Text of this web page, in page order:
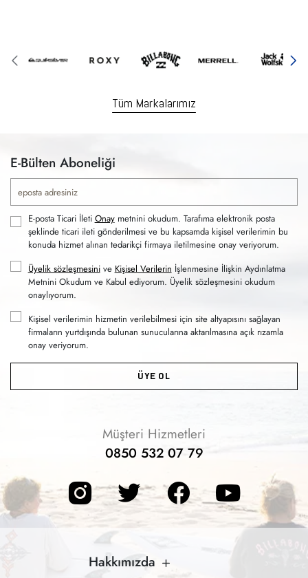
Tüm Markalarımız
E-Bülten Aboneliği
E-posta Ticari İleti Onaymetnini okudum. Tarafıma elektronik posta
şeklinde ticari ileti gönderilmesi ve bu kapsamda kişisel verilerimin bu
konuda hizmet alınan tedarikçi firmaya iletilmesine onay veriyorum.
Üyelik sözleşmesinive Kişisel Verilerin İşlenmesine İlişkin Aydınlatma
Metnini Okudum ve Kabul ediyorum. Üyelik sözleşmesini okudum
onaylıyorum.
Kişisel verilerimin hizmetin verilebilmesi için site altyapısını sağlayan
firmaların yurtdışında bulunan sunucularına aktarılmasına açık rızamla
onay veriyorum.
ÜYE OL
Müşteri Hizmetleri
0850 532 07 79
Hakkımızda